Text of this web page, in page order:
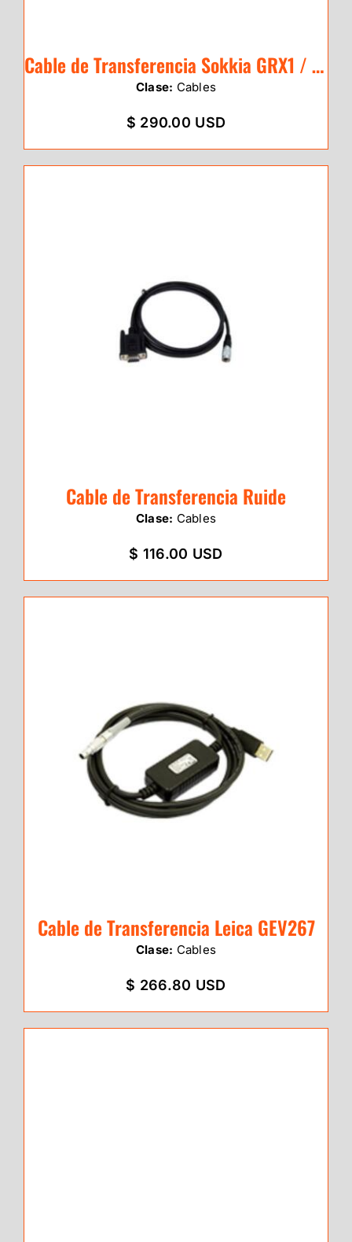
Cable de Transferencia Sokkia GRX1 / GRX
Clase: Cables
$ 290.00 USD
Cable de Transferencia Ruide
Clase: Cables
$ 116.00 USD
Cable de Transferencia Leica GEV267
Clase: Cables
$ 266.80 USD